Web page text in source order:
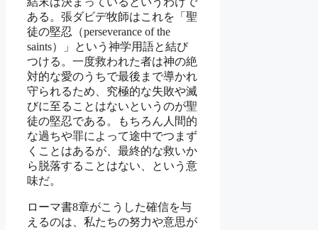
ある。張ダビデ牧師はこれを「聖
徒の堅忍（perseverance of the
saints）」という神学用語と結び
つける。一度救われた者は神の絶
対的な愛のうちで最後まで導かれ
守られるため、究極的な失敗や滅
びに至ることはないというのが聖
徒の堅忍である。もちろん人間的
な過ちや罪によって途中でつまず
くことはあるが、最終的な救いか
ら脱落することはない、という意
味だ。
ローマ書8章がこうした確信を与
えるのは、私たちの努力や意思が